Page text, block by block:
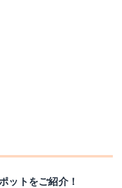
ットをご紹介！